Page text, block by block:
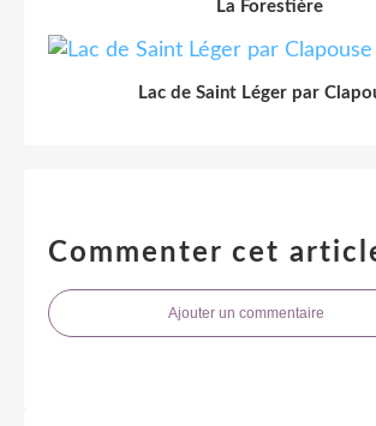
La Forestière
Lac de Saint Léger par
Commenter cet
Ajouter un commentaire